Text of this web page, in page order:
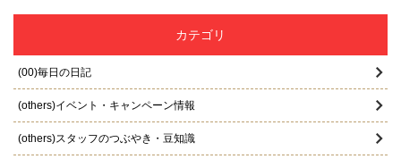
2025年10月
2025年9月
2025年8月
カテゴリ
(00)毎日の日記
(others)イベント・キャンペーン情報
(others)スタッフのつぶやき・豆知識